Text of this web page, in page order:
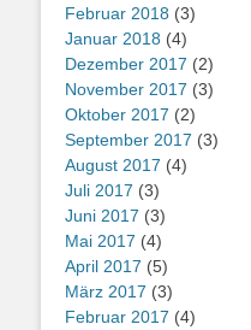
Februar 2018 (3)
Januar 2018 (4)
Dezember 2017 (2)
November 2017 (3)
Oktober 2017 (2)
September 2017 (3)
August 2017 (4)
Juli 2017 (3)
Juni 2017 (3)
Mai 2017 (4)
April 2017 (5)
März 2017 (3)
Februar 2017 (4)